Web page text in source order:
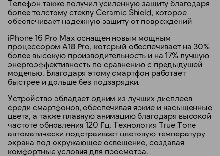
Телефон также получил усиленную защиту благодаря
более толстому стеклу Ceramic Shield, которое
обеспечивает надежную защиту от повреждений.
iPhone 16 Pro Max оснащен новым мощным
процессором A18 Pro, который обеспечивает на 30%
более высокую производительность и на 17% лучшую
энергоэффективность по сравнению с предыдущей
моделью. Благодаря этому смартфон работает
быстрее и дольше без подзарядки.
Устройство обладает одним из лучших дисплеев
среди смартфонов, обеспечивая яркие и насыщенные
цвета, а также плавную анимацию благодаря высокой
частоте обновления 120 Гц. Технология True Tone
автоматически подстраивает цветовую температуру
экрана под окружающее освещение, создавая
комфортные условия для просмотра.